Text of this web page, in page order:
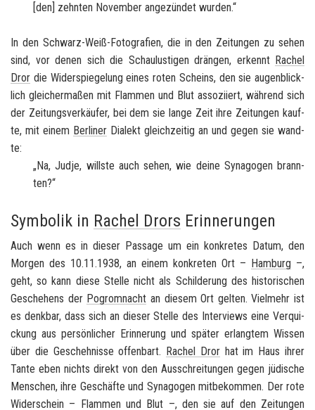
[den] zehn­ten No­vem­ber an­ge­zün­det wur­den.“
In den Schwarz-​Weiß-Fotografien, die in den Zei­tun­gen zu sehen
sind, vor denen sich die Schau­lus­ti­gen drän­gen, er­kennt Ra­chel
Dror die Wi­der­spie­ge­lung eines roten Scheins, den sie au­gen­blick­
lich glei­cher­ma­ßen mit Flam­men und Blut as­so­zi­iert, wäh­rend sich
der Zei­tungs­ver­käu­fer, bei dem sie lange Zeit ihre Zei­tun­gen kauf­
te, mit einem Ber­li­ner Dia­lekt gleich­zei­tig an und gegen sie wand­
te:
„Na, Judje, wills­te auch sehen, wie deine Syn­ago­gen brann­
ten?“
Symbolik in Rachel Drors Erinnerungen
Auch wenn es in die­ser Pas­sa­ge um ein kon­kre­tes Datum, den
Mor­gen des 10.11.1938, an einem kon­kre­ten Ort – Ham­burg –,
geht, so kann diese Stel­le nicht als Schil­de­rung des his­to­ri­schen
Ge­sche­hens der Po­grom­nacht an die­sem Ort gel­ten. Viel­mehr ist
es denk­bar, dass sich an die­ser Stel­le des In­ter­views eine Ver­qui­
ckung aus per­sön­li­cher Er­in­ne­rung und spä­ter er­lang­tem Wis­sen
über die Ge­scheh­nis­se of­fen­bart. Ra­chel Drorhat im Haus ihrer
Tante eben nichts di­rekt von den Aus­schrei­tun­gen gegen jü­di­sche
Men­schen, ihre Ge­schäf­te und Syn­ago­gen mit­be­kom­men. Der rote
Wi­der­schein – Flam­men und Blut –, den sie auf den Zei­tun­gen